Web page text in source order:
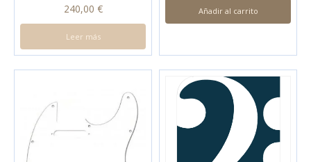
240,00 €
Leer más
Añadir al carrito